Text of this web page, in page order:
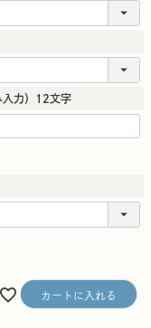
入力）12文字
カートに入れる